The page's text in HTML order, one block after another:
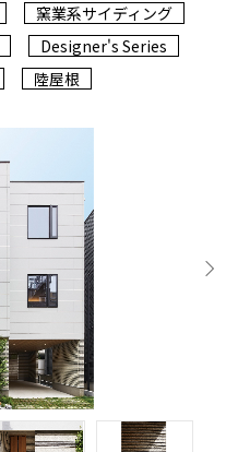
窯業系サイディング
Designer's Series
陸屋根